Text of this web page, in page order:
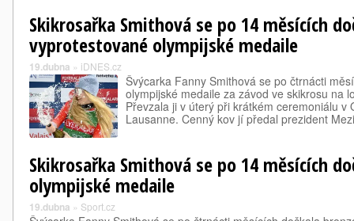
Skikrosařka Smithová se po 14 měsících
vyprotestované olympijské medaile
19.dubna » iDNES.cz
Švýcarka Fanny Smithová se po čtrnácti
olympijské medaile za závod ve skikrosu na
Převzala ji v úterý při krátkém ceremoniálu v
Lausanne. Cenný kov jí předal prezident
Skikrosařka Smithová se po 14 měsících
olympijské medaile
19.dubna » Sport.cz